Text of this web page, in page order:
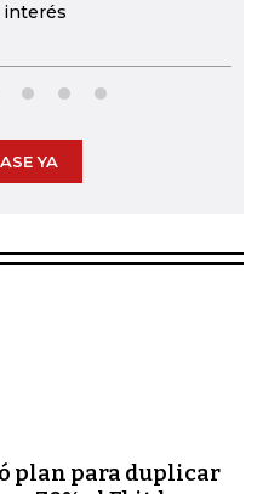
interés
YA
plan para duplicar